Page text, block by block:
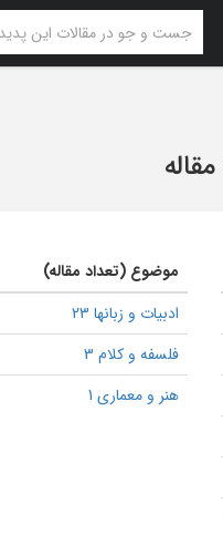
موضوع (تعداد مقاله)
ادبیات و زبانها 23
فلسفه و کلام 3
هنر و معماری 1